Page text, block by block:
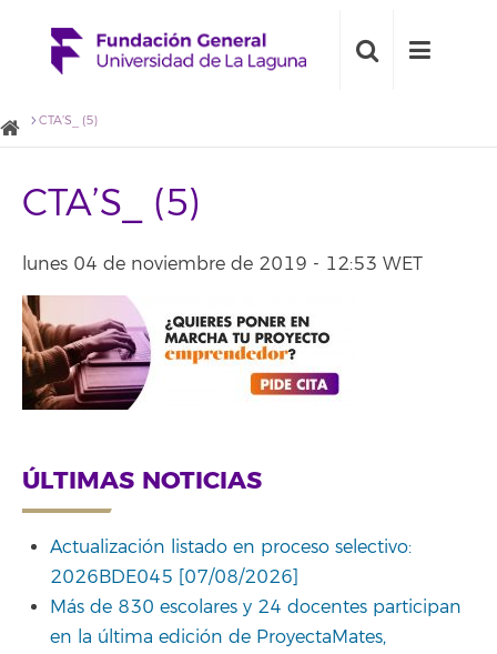
CTA’S_ (5)
CTA’S_ (5)
lunes 04 de noviembre de 2019 - 12:53 WET
ÚLTIMAS NOTICIAS
Actualización listado en proceso selectivo:
2026BDE045 [07/08/2026]
Más de 830 escolares y 24 docentes participan
en la última edición de ProyectaMates,